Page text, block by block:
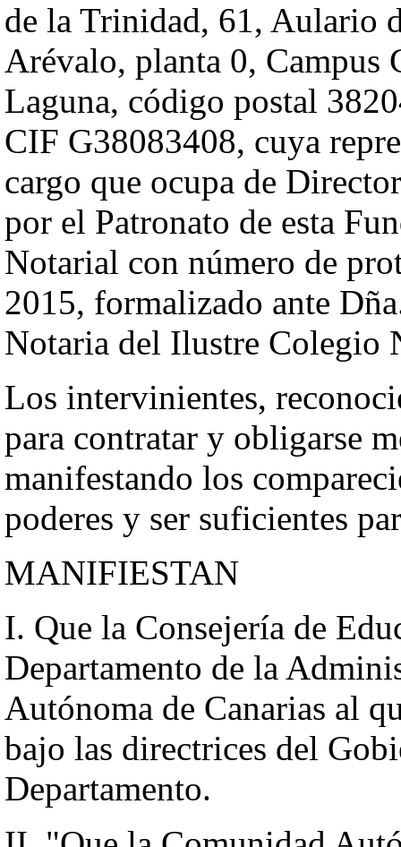
de la Trinidad, 61, Aulario
Arévalo, planta 0, Campus
Laguna, código postal
CIF G38083408, cuya
cargo que ocupa de
por el Patronato de esta
Notarial con número de
2015, formalizado ante
Notaria del Ilustre Colegio
Los intervinientes,
para contratar y obligarse
manifestando los
poderes y ser suficientes
MANIFIESTAN
I. Que la Consejería de
Departamento de la
Autónoma de Canarias al
bajo las directrices del
Departamento.